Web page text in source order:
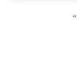
«